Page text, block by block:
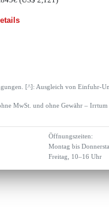
[^]: Ausgleich von Einfuhr-
MwSt. und ohne Gewähr – Irrtum
Öffnungszeiten:
Montag bis
Freitag, 10–16 Uhr